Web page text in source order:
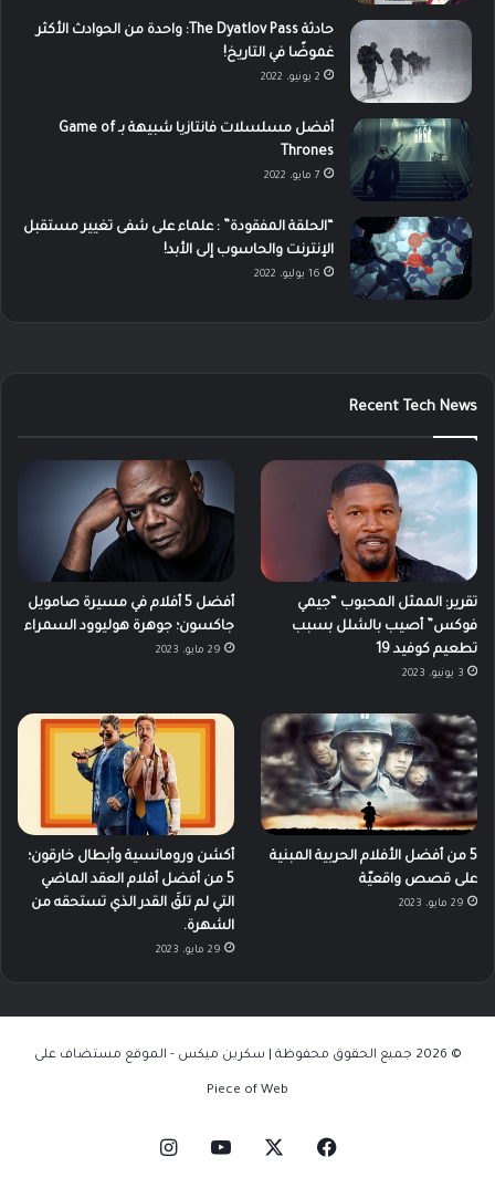
حادثة The Dyatlov Pass: واحدة من الحوادث الأكثر
غموضًا في التاريخ!
2 يونيو، 2022
أفضل مسلسلات فانتازيا شبيهة بـ Game of
Thrones
7 مايو، 2022
“الحلقة المفقودة” : علماء على شفى تغيير مستقبل
الإنترنت والحاسوب إلى الأبد!
16 يوليو، 2022
Recent Tech News
تقرير: الممثل المحبوب “جيمي
فوكس” أصيب بالشلل بسبب
تطعيم كوفيد 19
3 يونيو، 2023
أفضل 5 أفلام في مسيرة صامويل
جاكسون؛ جوهرة هوليوود السمراء
29 مايو، 2023
5 من أفضل الأفلام الحربية المبنية
على قصص واقعيّة
29 مايو، 2023
أكشن ورومانسية وأبطال خارقون؛
5 من أفضل أفلام العقد الماضي
التي لم تلقَ القدر الذي تستحقه من
الشهرة.
29 مايو، 2023
© 2026 جميع الحقوق محفوظة | سكرين ميكس - الموقع مستضاف على
Piece of Web
فيسبوك ‫YouTube